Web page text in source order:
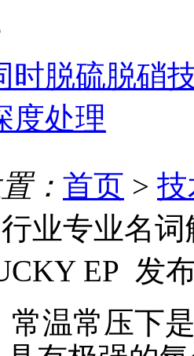
时脱硫脱硝
度处理
： 首页 >
业专业名词
EP 发
常温常压下